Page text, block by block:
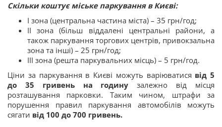
Скільки коштує міське паркування в Києві:
I зона (центральна частина міста) – 35 грн/год;
II зона (більш віддалені центральні райони, а
також паркування торгових центрів, привокзальна
зона та інші) – 25 грн/год;
III зона (решта паркувальних місць) – 5 грн/год.
Ціни за паркування в Києві можуть варіюватися від 5
до 35 гривень на годину залежно від місця
розташування парковки. Таким чином, штрафи за
порушення правил паркування автомобілів можуть
сягати від 100 до 700 гривень.